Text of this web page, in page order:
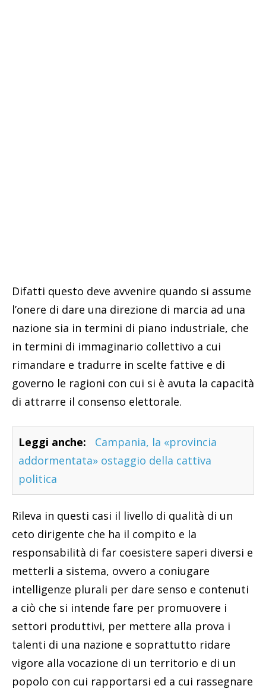
Difatti questo deve avvenire quando si assume
l’onere di dare una direzione di marcia ad una
nazione sia in termini di piano industriale, che
in termini di immaginario collettivo a cui
rimandare e tradurre in scelte fattive e di
governo le ragioni con cui si è avuta la capacità
di attrarre il consenso elettorale.
Leggi anche:
Campania, la «provincia
addormentata» ostaggio della cattiva
politica
Rileva in questi casi il livello di qualità di un
ceto dirigente che ha il compito e la
responsabilità di far coesistere saperi diversi e
metterli a sistema, ovvero a coniugare
intelligenze plurali per dare senso e contenuti
a ciò che si intende fare per promuovere i
settori produttivi, per mettere alla prova i
talenti di una nazione e soprattutto ridare
vigore alla vocazione di un territorio e di un
popolo con cui rapportarsi ed a cui rassegnare